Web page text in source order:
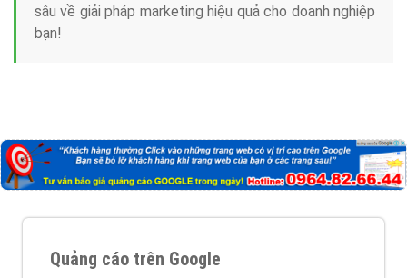
sâu về giải pháp marketing hiệu quả cho doanh nghiệp
bạn!
Quảng cáo trên Google